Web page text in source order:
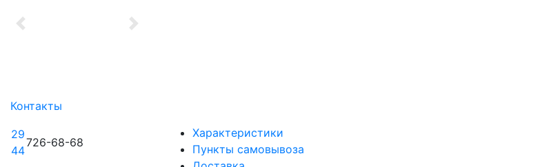
Previous Next
Контакты
29
44
726-68-68
Характеристики
Пункты самовывоза